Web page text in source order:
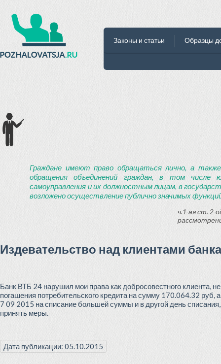
Законы и статьи Образцы
Граждане имеют право обращаться лично, а
обращения объединений граждан, в том числе
самоуправления и их должностным лицам, в
возложено осуществление публично значимых
ч.1-ая ст. 2-
Издевательство над клиентами
Банк ВТБ 24 нарушил мои права как добросовестного клиента,
погашения потребительского кредита на сумму 170.064.32 руб,
7 09 2015 на списание большей суммы и в другой день
принять меры.
Дата публикации: 05.10.2015